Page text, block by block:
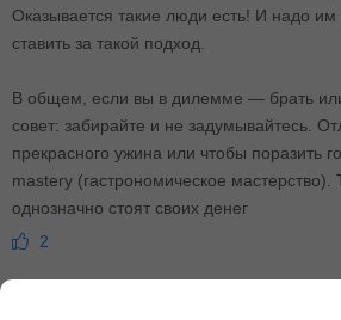
Оказывается такие люди есть! И надо
ставить за такой подход.
В общем, если вы в дилемме — брать
совет: забирайте и не задумывайтесь.
прекрасного ужина или чтобы поразить
mastery (гастрономическое мастерство).
однозначно стоят своих денег
2